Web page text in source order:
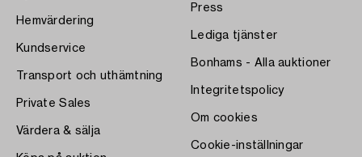
Hemvärdering
Kundservice
Transport och uthämtning
Private Sales
Värdera & sälja
Press
Lediga tjänster
Bonhams - Alla auktioner
Integritetspolicy
Om cookies
Cookie-inställningar